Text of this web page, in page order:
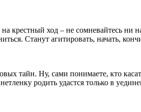
крестный ход – не сомневайтесь
Станут агитировать, начать,
тайн. Ну, сами понимаете, кто
родить удастся только в